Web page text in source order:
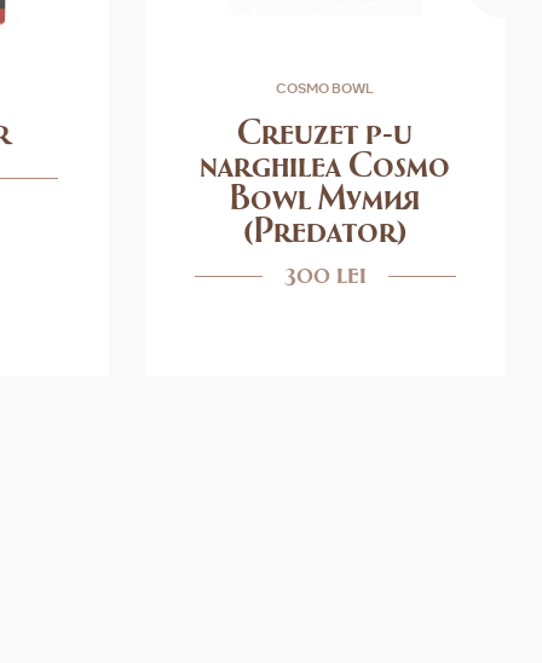
COSMO BOWL
Creuzet p-u
narghilea Cosmo
Bowl Мумия
(Predator)
300 lei